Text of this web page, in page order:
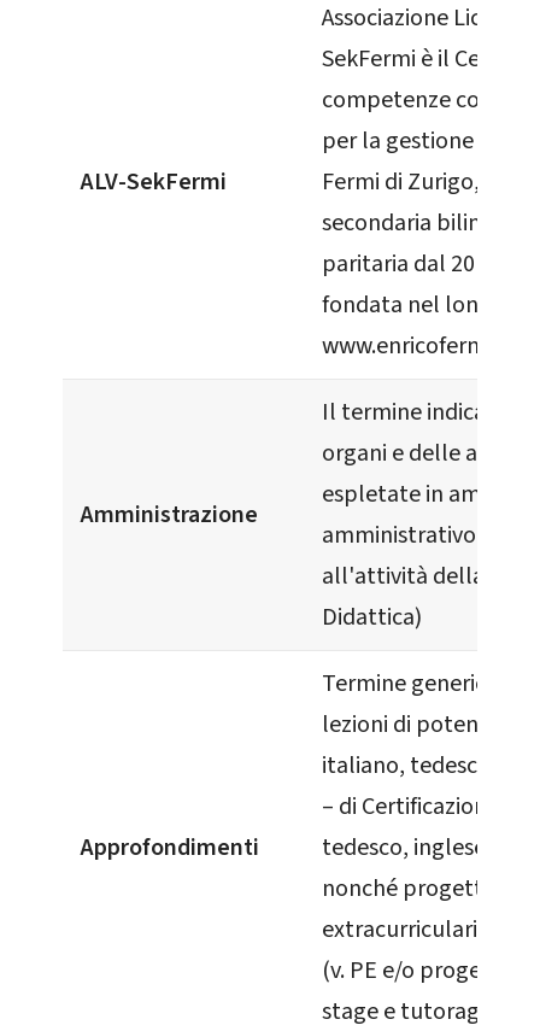
ALV-SekFermi
Associazione Liceo
SekFermi è il Centro
competenze
per la gestione della
Fermi di Zurigo,
secondaria bilingue
paritaria dal 2012
fondata nel lontano
www.enricofermi.ch
Amministrazione
Il termine indica
organi e delle attività
espletate in ambito
amministrativo, in
all'attività della
Didattica)
Approfondimenti
Termine generico
lezioni di
italiano, tedesco e
– di Certificazione
tedesco, inglese e
nonché progetti
extracurriculari di
(v. PE e/o progetti)
stage e tutoraggio.